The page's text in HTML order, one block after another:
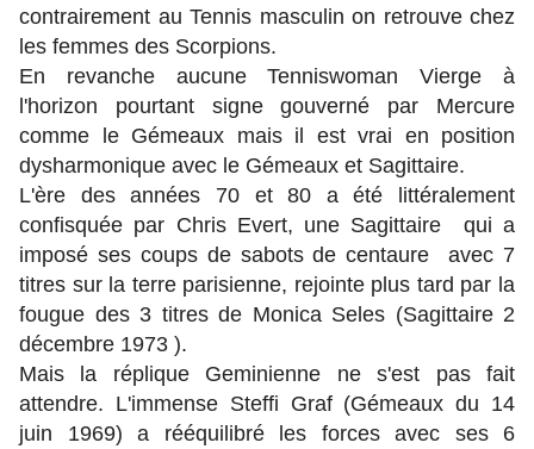
contrairement au Tennis masculin on retrouve chez
les femmes des Scorpions.
En revanche aucune Tenniswoman Vierge à
l'horizon pourtant signe gouverné par Mercure
comme le Gémeaux mais il est vrai en position
dysharmonique avec le Gémeaux et Sagittaire.
L'ère des années 70 et 80 a été littéralement
confisquée par Chris Evert, une Sagittaire qui a
imposé ses coups de sabots de centaure avec 7
titres sur la terre parisienne, rejointe plus tard par la
fougue des 3 titres de Monica Seles (Sagittaire 2
décembre 1973 ).
Mais la réplique Geminienne ne s'est pas fait
attendre. L'immense Steffi Graf (Gémeaux du 14
juin 1969) a rééquilibré les forces avec ses 6